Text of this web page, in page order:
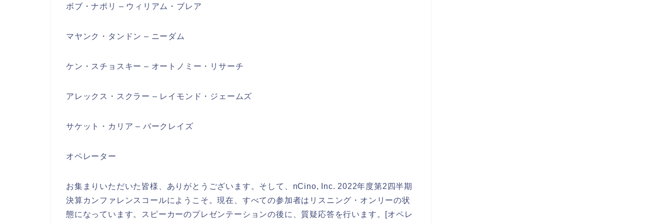
ボブ・ナポリ – ウィリアム・ブレア
マヤンク・タンドン – ニーダム
ケン・スチョスキー – オートノミー・リサーチ
アレックス・スクラー – レイモンド・ジェームズ
サケット・カリア – バークレイズ
オペレーター
お集まりいただいた皆様、ありがとうございます。そして、nCino, Inc. 2022年度第2四半期
決算カンファレンスコールにようこそ。現在、すべての参加者はリスニング・オンリーの状
態になっています。スピーカーのプレゼンテーションの後に、質疑応答を行います。[オペレ